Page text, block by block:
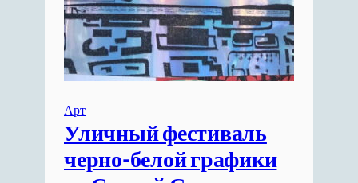
Арт
Уличный фестиваль
черно-белой графики